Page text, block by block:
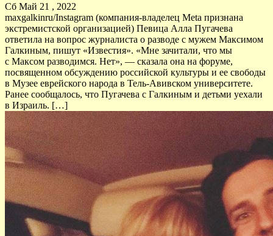
Сб Май 21 , 2022
maxgalkinru/Instagram (компания-владелец Meta признана
экстремистской организацией) Певица Алла Пугачева
ответила на вопрос журналиста о разводе с мужем Максимом
Галкиным, пишут «Известия». «Мне зачитали, что мы
с Максом разводимся. Нет», — сказала она на форуме,
посвященном обсуждению российской культуры и ее свободы
в Музее еврейского народа в Тель-Авивском университете.
Ранее сообщалось, что Пугачева с Галкиным и детьми уехали
в Израиль. […]